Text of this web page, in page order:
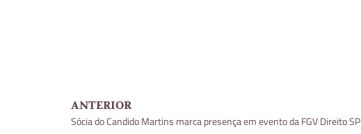
ANTERIOR
Sócia do Candido Martins marca presença em evento da FGV Direito SP